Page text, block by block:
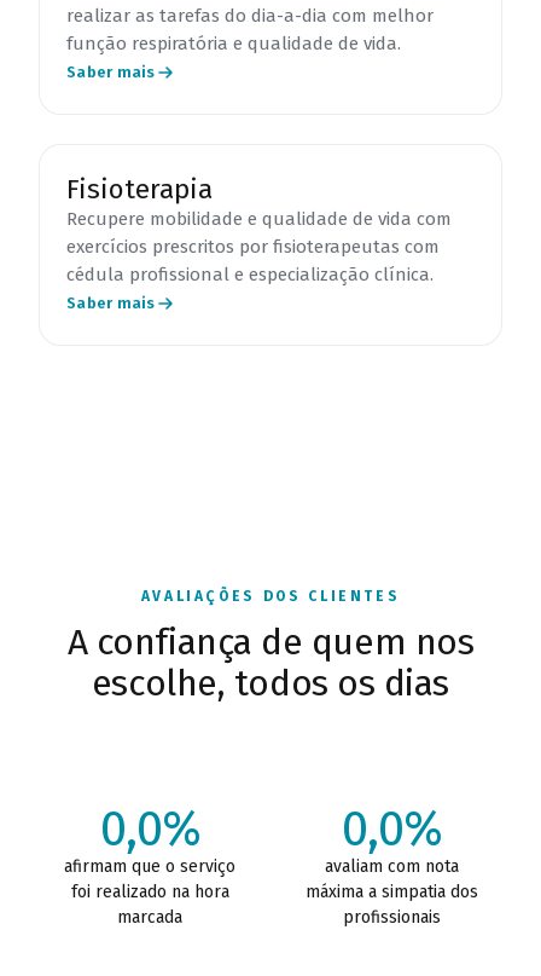
realizar as tarefas do dia-a-dia com melhor
função respiratória e qualidade de vida.
Saber mais
Fisioterapia
Recupere mobilidade e qualidade de vida com
exercícios prescritos por fisioterapeutas com
cédula profissional e especialização clínica.
Saber mais
AVALIAÇÕES DOS CLIENTES
A confiança de quem nos
escolhe, todos os dias
0,0%
afirmam que o serviço
foi realizado na hora
marcada
0,0%
avaliam com nota
máxima a simpatia dos
profissionais